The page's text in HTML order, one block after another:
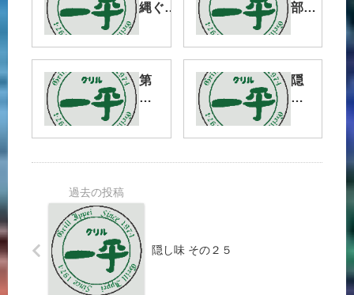
縄ぐる
リ旅編
【22】
部
第
二
１
隠
し
１
隠し味 その２５